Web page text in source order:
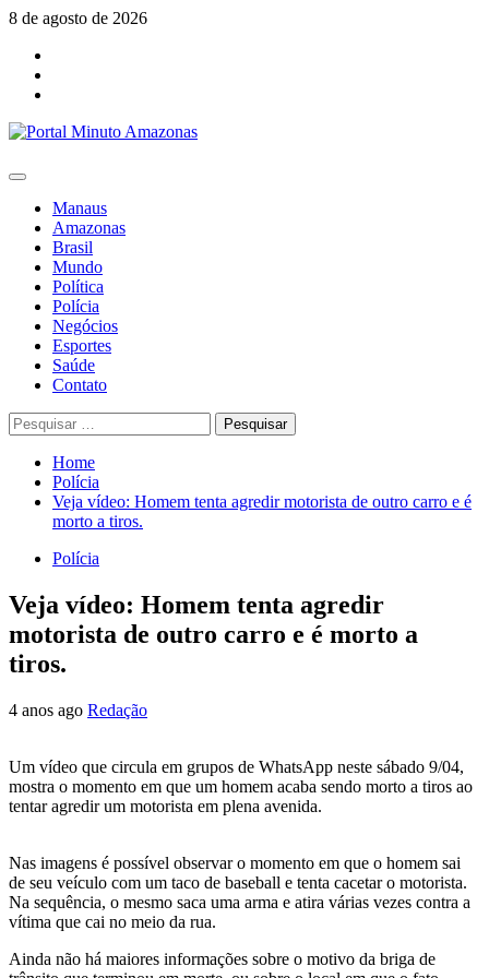
Skip
content
8 de agosto de 2026
Primary
Manaus
Amazonas
Brasil
Mundo
Política
Polícia
Negócios
Esportes
Saúde
Contato
Pesquisar
por:
Home
Polícia
Veja vídeo: Homem tenta agredir motorista de outro carro e é
morto a tiros.
Polícia
Veja vídeo: Homem tenta agredir
motorista de outro carro e é morto a
tiros.
4 anos ago Redação
Um vídeo que circula em grupos de WhatsApp neste sábado 9/04,
mostra o momento em que um homem acaba sendo morto a tiros ao
tentar agredir um motorista em plena avenida.
Nas imagens é possível observar o momento em que o homem sai
de seu veículo com um taco de baseball e tenta cacetar o motorista.
Na sequência, o mesmo saca uma arma e atira várias vezes contra a
vítima que cai no meio da rua.
Ainda não há maiores informações sobre o motivo da briga de